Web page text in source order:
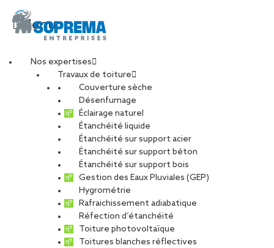
Menu
Nos expertises
Travaux de toiture
Couverture sèche
Désenfumage
Éclairage naturel
Étanchéité liquide
Étanchéité sur support acier
Étanchéité sur support béton
Étanchéité sur support bois
Gestion des Eaux Pluviales (GEP)
Hygrométrie
Rafraichissement adiabatique
Réfection d’étanchéité
Toiture photovoltaïque
Toitures blanches réflectives
lycee-varoquaux-
article-soarchi
PARTAGER
30 mai 2018